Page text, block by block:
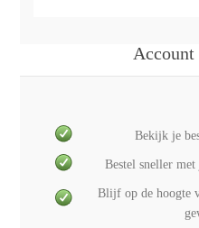
Account
Bekijk je
Bestel sneller met
Blijf op de hoogte